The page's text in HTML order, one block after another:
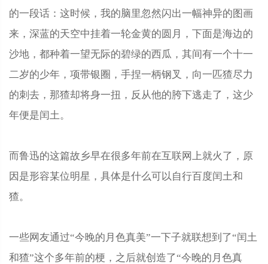
的一段话：这时候，我的脑里忽然闪出一幅神异的图画
来，深蓝的天空中挂着一轮金黄的圆月，下面是海边的
沙地，都种着一望无际的碧绿的西瓜，其间有一个十一
二岁的少年，项带银圈，手捏一柄钢叉，向一匹猹尽力
的刺去，那猹却将身一扭，反从他的胯下逃走了，这少
年便是闰土。
而鲁迅的这篇故乡早在很多年前在互联网上就火了，原
因是形容某位明星，具体是什么可以自行百度闰土和
猹。
一些网友通过“今晚的月色真美”一下子就联想到了“闰土
和猹”这个多年前的梗，之后就创造了“今晚的月色真